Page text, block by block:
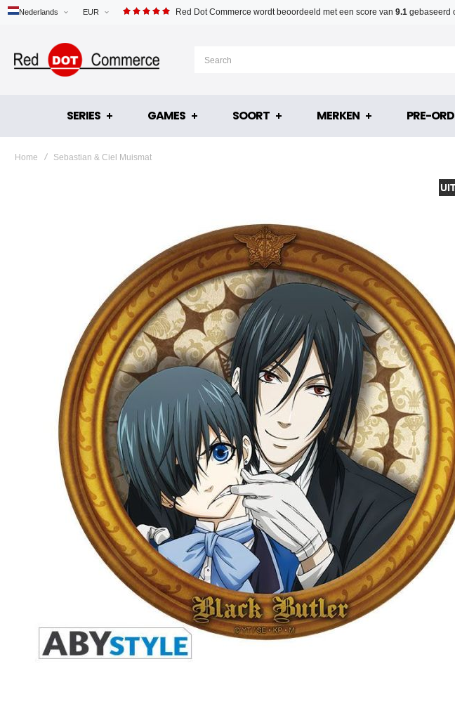
EUR
Nederlands Red Dot Commerce wordt beoordeeld met een score van 9.1 gebaseerd
SERIES GAMES SOORT MERKEN PRE-
Home Sebastian & Ciel Muismat